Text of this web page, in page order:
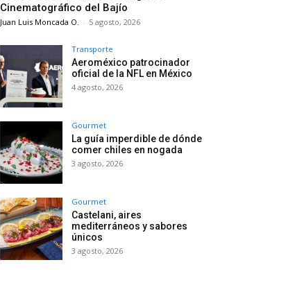
Cinematográfico del Bajío
Juan Luis Moncada O. - 5 agosto, 2026
Transporte
Aeroméxico patrocinador
oficial de la NFL en México
4 agosto, 2026
Gourmet
La guía imperdible de dónde
comer chiles en nogada
3 agosto, 2026
Gourmet
Castelani, aires
mediterráneos y sabores
únicos
3 agosto, 2026